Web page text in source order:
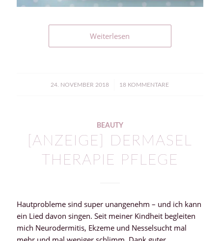
Weiterlesen
24. NOVEMBER 2018
/ 18 KOMMENTARE
BEAUTY
[ANZEIGE] DERMASEL
THERAPIE PFLEGE
Hautprobleme sind super unangenehm – und ich kann
ein Lied davon singen. Seit meiner Kindheit begleiten
mich Neurodermitis, Ekzeme und Nesselsucht mal